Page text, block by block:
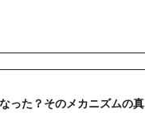
った？そのメカニズムの真